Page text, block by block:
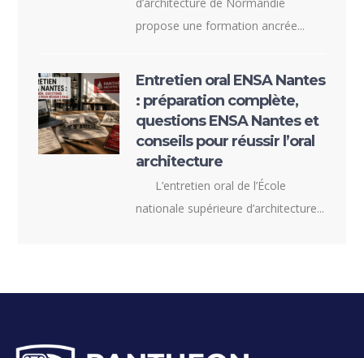
d’architecture de Normandie
propose une formation ancrée...
Entretien oral ENSA Nantes
: préparation complète,
questions ENSA Nantes et
conseils pour réussir l’oral
architecture
L’entretien oral de l’École
nationale supérieure d’architecture...